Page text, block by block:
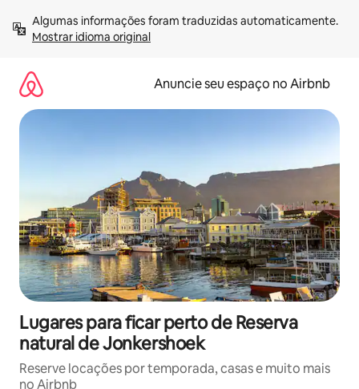
para
Mostrar idioma original
Anuncie seu espaço no Airbnb
Lugares para ficar perto de Reserva
natural de Jonkershoek
Reserve locações por temporada, casas e muito mais
no Airbnb